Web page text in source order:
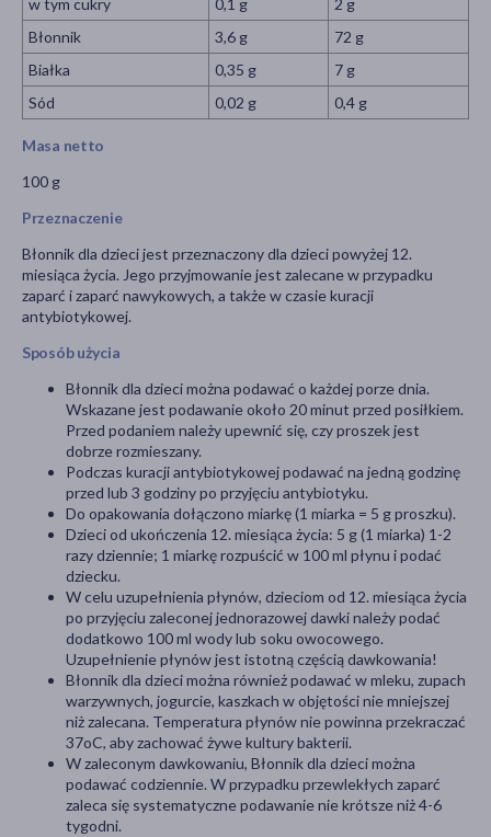
w tym cukry
0,1 g
2 g
Błonnik
3,6 g
72 g
Białka
0,35 g
7 g
Sód
0,02 g 0,4 g
Masa netto
100 g
Przeznaczenie
Błonnik dla dzieci jest przeznaczony dla dzieci powyżej 12.
miesiąca życia. Jego przyjmowanie jest zalecane w przypadku
zaparć i zaparć nawykowych, a także w czasie kuracji
antybiotykowej.
Sposób użycia
Błonnik dla dzieci można podawać o każdej porze dnia.
Wskazane jest podawanie około 20 minut przed posiłkiem.
Przed podaniem należy upewnić się, czy proszek jest
dobrze rozmieszany.
Podczas kuracji antybiotykowej podawać na jedną godzinę
przed lub 3 godziny po przyjęciu antybiotyku.
Do opakowania dołączono miarkę (1 miarka = 5 g proszku).
Dzieci od ukończenia 12. miesiąca życia: 5 g (1 miarka) 1-2
razy dziennie; 1 miarkę rozpuścić w 100 ml płynu i podać
dziecku.
W celu uzupełnienia płynów, dzieciom od 12. miesiąca życia
po przyjęciu zaleconej jednorazowej dawki należy podać
dodatkowo 100 ml wody lub soku owocowego.
Uzupełnienie płynów jest istotną częścią dawkowania!
Błonnik dla dzieci można również podawać w mleku, zupach
warzywnych, jogurcie, kaszkach w objętości nie mniejszej
niż zalecana. Temperatura płynów nie powinna przekraczać
37oC, aby zachować żywe kultury bakterii.
W zaleconym dawkowaniu, Błonnik dla dzieci można
podawać codziennie. W przypadku przewlekłych zaparć
zaleca się systematyczne podawanie nie krótsze niż 4-6
tygodni.